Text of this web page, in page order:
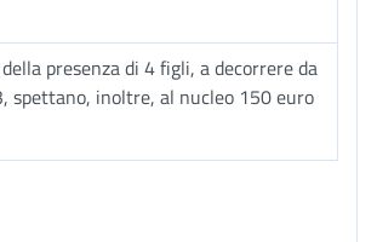
presenza di 4 figli, a decorrere da
spettano, inoltre, al nucleo 150 euro